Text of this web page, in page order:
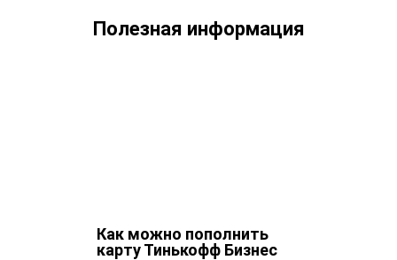
Полезная информация
Как можно пополнить
карту Тинькофф Бизнес